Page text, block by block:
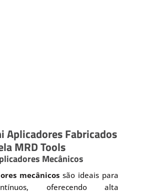
Aplicadores Fabricados
MRD Tools
Mecânicos
mecânicos são ideais para
oferecendo alta